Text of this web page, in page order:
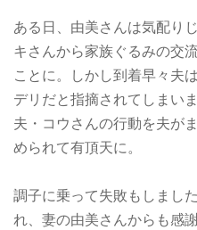
ある日、由美さんは気配り
キさんから家族ぐるみの交
ことに。しかし到着早々夫
デリだと指摘されてしまい
夫・コウさんの行動を夫が
められて有頂天に。
調子に乗って失敗もしまし
れ、妻の由美さんからも感